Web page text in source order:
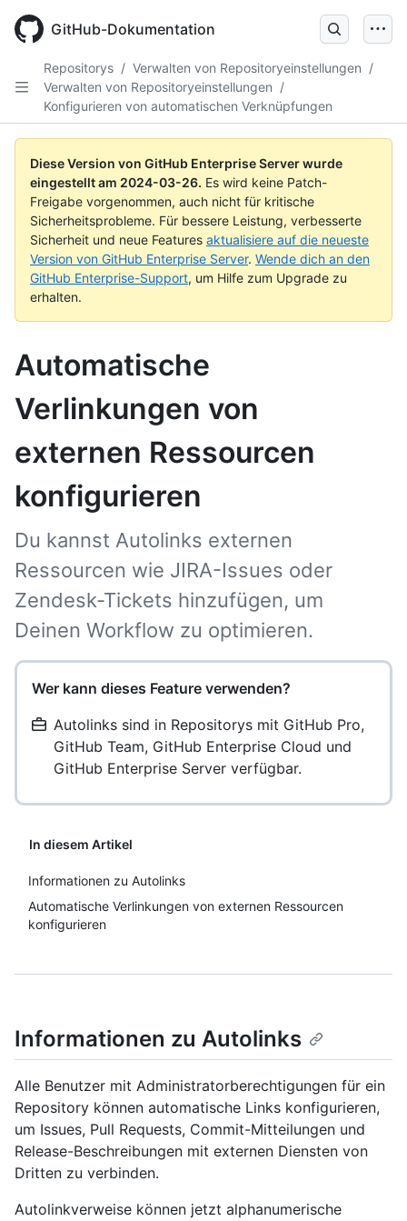
main
GitHub-Dokumentation
Repositorys / Verwalten von Repositoryeinstellungen /
Verwalten von Repositoryeinstellungen /
Konfigurieren von automatischen Verknüpfungen
Diese Version von GitHub Enterprise Server wurde
eingestellt am 2024-03-26. Es wird keine Patch-
Freigabe vorgenommen, auch nicht für kritische
Sicherheitsprobleme. Für bessere Leistung, verbesserte
Sicherheit und neue Features aktualisiere auf die neueste
Version von GitHub Enterprise Server. Wende dich an den
GitHub Enterprise-Support, um Hilfe zum Upgrade zu
erhalten.
Automatische
Verlinkungen von
externen Ressourcen
konfigurieren
Du kannst Autolinks externen
Ressourcen wie JIRA-Issues oder
Zendesk-Tickets hinzufügen, um
Deinen Workflow zu optimieren.
Wer kann dieses Feature verwenden?
Autolinks sind in Repositorys mit GitHub Pro,
GitHub Team, GitHub Enterprise Cloud und
GitHub Enterprise Server verfügbar.
In diesem Artikel
Informationen zu Autolinks
Automatische Verlinkungen von externen Ressourcen
konfigurieren
Informationen zu Autolinks
Alle Benutzer mit Administratorberechtigungen für ein
Repository können automatische Links konfigurieren,
um Issues, Pull Requests, Commit-Mitteilungen und
Release-Beschreibungen mit externen Diensten von
Dritten zu verbinden.
Autolinkverweise können jetzt alphanumerische